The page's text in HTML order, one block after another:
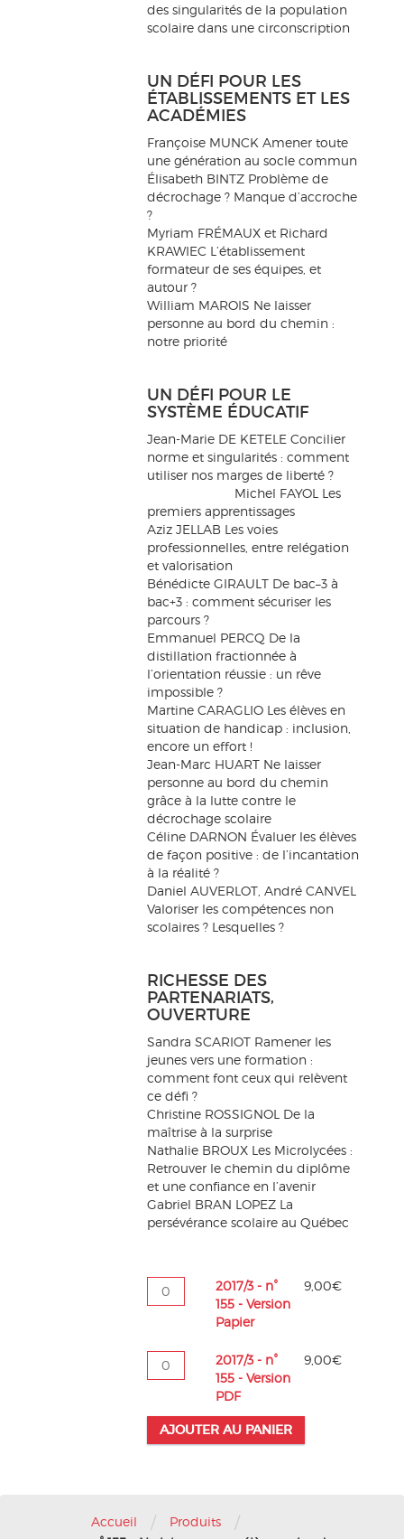
des singularités de la population
scolaire dans une circonscription
UN DÉFI POUR LES
ÉTABLISSEMENTS ET LES
ACADÉMIES
Françoise MUNCK Amener toute
une génération au socle commun
Élisabeth BINTZ Problème de
décrochage ? Manque d’accroche
?
Myriam FRÉMAUX et Richard
KRAWIEC L’établissement
formateur de ses équipes, et
autour ?
William MAROIS Ne laisser
personne au bord du chemin :
notre priorité
UN DÉFI POUR LE
SYSTÈME ÉDUCATIF
Jean-Marie DE KETELE Concilier
norme et singularités : comment
utiliser nos marges de liberté ?
Michel FAYOL Les
premiers apprentissages
Aziz JELLAB Les voies
professionnelles, entre relégation
et valorisation
Bénédicte GIRAULT De bac–3 à
bac+3 : comment sécuriser les
parcours ?
Emmanuel PERCQ De la
distillation fractionnée à
l’orientation réussie : un rêve
impossible ?
Martine CARAGLIO Les élèves en
situation de handicap : inclusion,
encore un effort !
Jean-Marc HUART Ne laisser
personne au bord du chemin
grâce à la lutte contre le
décrochage scolaire
Céline DARNON Évaluer les élèves
de façon positive : de l’incantation
à la réalité ?
Daniel AUVERLOT, André CANVEL
Valoriser les compétences non
scolaires ? Lesquelles ?
RICHESSE DES
PARTENARIATS,
OUVERTURE
Sandra SCARIOT Ramener les
jeunes vers une formation :
comment font ceux qui relèvent
ce défi ?
Christine ROSSIGNOL De la
maîtrise à la surprise
Nathalie BROUX Les Microlycées :
Retrouver le chemin du diplôme
et une confiance en l’avenir
Gabriel BRAN LOPEZ La
persévérance scolaire au Québec
quantité
de
n°
155
Papier
2017/3 - n°
155 - Version
Papier
9,00€
quantité
de
-
155
2017/3 - n°
155 - Version
PDF
9,00€
AJOUTER AU PANIER
Accueil / Produits /